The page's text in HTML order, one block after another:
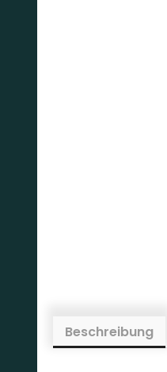
Beschreibung